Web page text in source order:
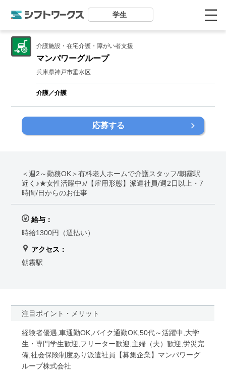
学生
介護施設・在宅介護・障がい者支援
マンパワーグループ
兵庫県神戸市垂水区
介護／介護
応募する
＜週2～勤務OK＞有料老人ホームで介護スタッフ/朝霧駅
近く♪★女性活躍中♪/【雇用形態】派遣社員/週2日以上・7
時間/日からのお仕事
給与：
時給1300円（週払い）
アクセス：
朝霧駅
注目ポイント・メリット
経験者優遇,車通勤OK,バイク通勤OK,50代～活躍中,大学
生・専門学生歓迎,フリーター歓迎,主婦（夫）歓迎,労災完
備,社会保険制度あり派遣社員【募集企業】マンパワーグ
ループ株式会社